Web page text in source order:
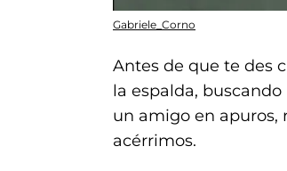
Gabriele_Corno
Antes de que te des
la espalda,
un amigo en apuros,
acérrimos.